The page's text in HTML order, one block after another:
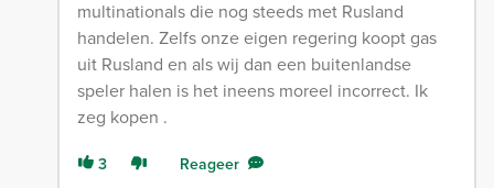
multinationals die nog steeds met Rusland
handelen. Zelfs onze eigen regering koopt gas
uit Rusland en als wij dan een buitenlandse
speler halen is het ineens moreel incorrect. Ik
zeg kopen .
3 Reageer